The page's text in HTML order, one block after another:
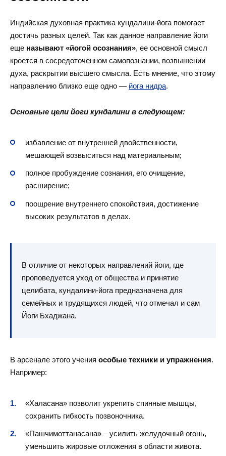
Индийская духовная практика кундалини-йога помогает
достичь разных целей. Так как данное направление йоги
еще называют «йогой осознания», ее основной смысл
кроется в сосредоточенном самопознании, возвышении
духа, раскрытии высшего смысла. Есть мнение, что этому
направлению близко еще одно — йога нидра.
Основные цели йоги кундалини в следующем:
избавление от внутренней двойственности,
мешающей возвыситься над материальным;
полное пробуждение сознания, его очищение,
расширение;
поощрение внутреннего спокойствия, достижение
высоких результатов в делах.
В отличие от некоторых направлений йоги, где
проповедуется уход от общества и принятие
целибата, кундалини-йога предназначена для
семейных и трудящихся людей, что отмечал и сам
Йоги Бхаджана.
В арсенале этого учения особые техники и упражнения.
Например:
«Халасана» позволит укрепить спинные мышцы,
сохранить гибкость позвоночника.
«Пашчимоттанасана» – усилить желудочный огонь,
уменьшить жировые отложения в области живота.